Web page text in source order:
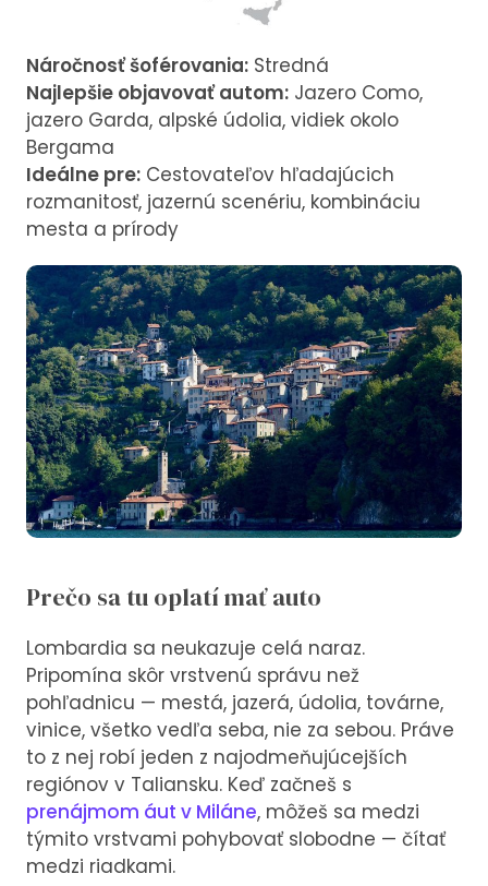
Náročnosť šoférovania: Stredná
Najlepšie objavovať autom: Jazero Como,
jazero Garda, alpské údolia, vidiek okolo
Bergama
Ideálne pre: Cestovateľov hľadajúcich
rozmanitosť, jazernú scenériu, kombináciu
mesta a prírody
Prečo sa tu oplatí mať auto
Lombardia sa neukazuje celá naraz.
Pripomína skôr vrstvenú správu než
pohľadnicu — mestá, jazerá, údolia, továrne,
vinice, všetko vedľa seba, nie za sebou. Práve
to z nej robí jeden z najodmeňujúcejších
regiónov v Taliansku. Keď začneš s
prenájmom áut v Miláne, môžeš sa medzi
týmito vrstvami pohybovať slobodne — čítať
medzi riadkami.